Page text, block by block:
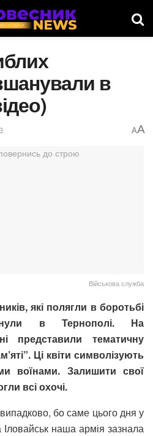
в
AA
Військова служба
які полягли в боротьбі
в Тернополі. На
представили тематичну
Ці квіти символізують
воїнами. Залишити свої
всі охочі.
бо саме цього дня у
Іловайськ наша армія зазнала